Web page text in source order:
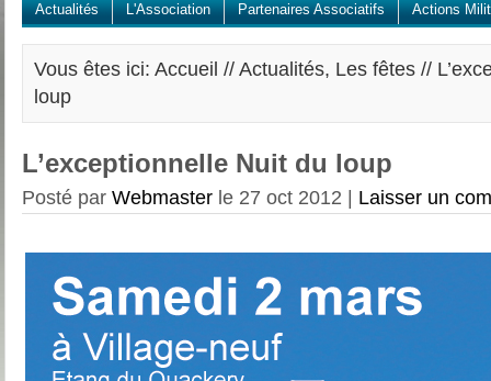
Actualités L'Association Partenaires Associatifs Actions
Vous êtes ici: Accueil // Actualités, Les fêtes //
loup
L’exceptionnelle Nuit du loup
Posté par Webmaster le 27 oct 2012 | Laisser un